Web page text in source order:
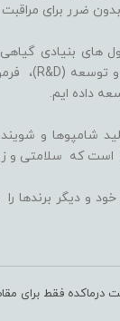
ضرر برای
داده ایم.
است که سلامتی و
و دیگر برندها
درماکده فقط برای